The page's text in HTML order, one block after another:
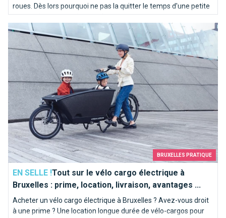
roues. Dès lors pourquoi ne pas la quitter le temps d'une petite
escapade au coeur du pays ?
BRUXELLES PRATIQUE
EN SELLE !Tout sur le vélo cargo électrique à
Bruxelles : prime, location, livraison, avantages ...
Acheter un vélo cargo électrique à Bruxelles ? Avez-vous droit
à une prime ? Une location longue durée de vélo-cargos pour
Tout sur le vélo cargo électrique à Bruxelles : prime, location,